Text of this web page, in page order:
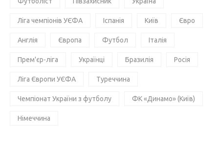
Ліга чемпіонів УЄФА Іспанія Київ Євро
Англія Європа Футбол Італія
Прем'єр-ліга Українці Бразилія Росія
Ліга Європи УЄФА Туреччина
Чемпіонат України з футболу ФК «Динамо» (Київ)
Німеччина